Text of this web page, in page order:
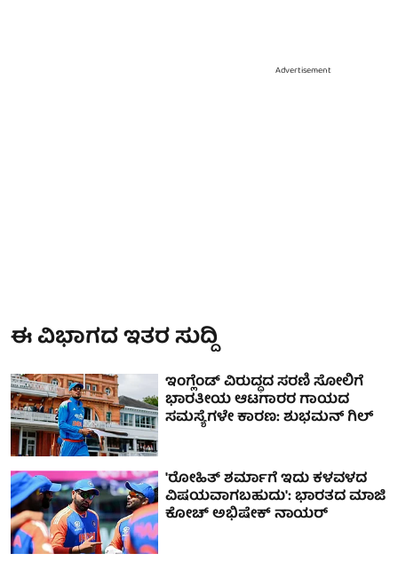
Advertisement
ಈ ವಿಭಾಗದ ಇತರ ಸುದ್ದಿ
ಇಂಗ್ಲೆಂಡ್ ವಿರುದ್ಧದ ಸರಣಿ ಸೋಲಿಗೆ
ಭಾರತೀಯ ಆಟಗಾರರ ಗಾಯದ
ಸಮಸ್ಯೆಗಳೇ ಕಾರಣ: ಶುಭಮನ್ ಗಿಲ್
'ರೋಹಿತ್ ಶರ್ಮಾಗೆ ಇದು ಕಳವಳದ
ವಿಷಯವಾಗಬಹುದು': ಭಾರತದ ಮಾಜಿ
ಕೋಚ್ ಅಭಿಷೇಕ್ ನಾಯರ್